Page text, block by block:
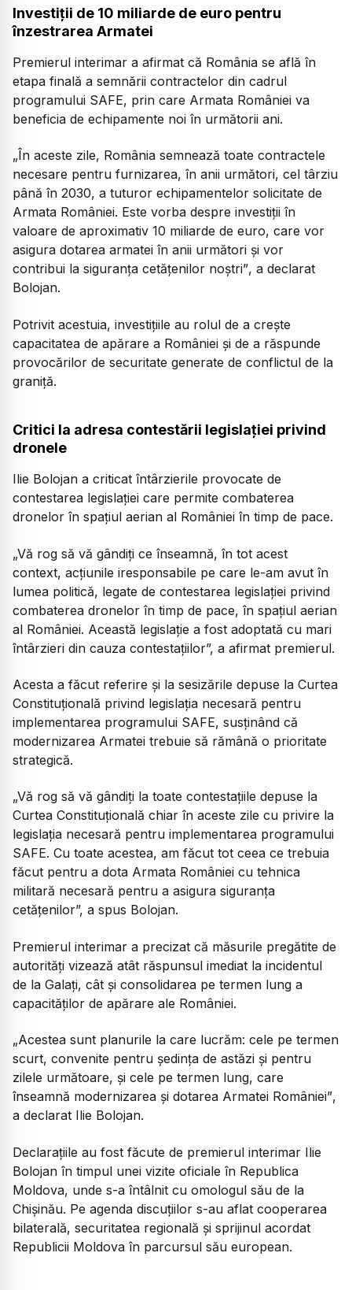
Investiții de 10 miliarde de euro pentru
înzestrarea Armatei
Premierul interimar a afirmat că România se află în
etapa finală a semnării contractelor din cadrul
programului SAFE, prin care Armata României va
beneficia de echipamente noi în următorii ani.
„În aceste zile, România semnează toate contractele
necesare pentru furnizarea, în anii următori, cel târziu
până în 2030, a tuturor echipamentelor solicitate de
Armata României. Este vorba despre investiții în
valoare de aproximativ 10 miliarde de euro, care vor
asigura dotarea armatei în anii următori și vor
contribui la siguranța cetățenilor noștri”, a declarat
Bolojan.
Potrivit acestuia, investițiile au rolul de a crește
capacitatea de apărare a României și de a răspunde
provocărilor de securitate generate de conflictul de la
graniță.
Critici la adresa contestării legislației privind
dronele
Ilie Bolojan a criticat întârzierile provocate de
contestarea legislației care permite combaterea
dronelor în spațiul aerian al României în timp de pace.
„Vă rog să vă gândiți ce înseamnă, în tot acest
context, acțiunile iresponsabile pe care le-am avut în
lumea politică, legate de contestarea legislației privind
combaterea dronelor în timp de pace, în spațiul aerian
al României. Această legislație a fost adoptată cu mari
întârzieri din cauza contestațiilor”, a afirmat premierul.
Acesta a făcut referire și la sesizările depuse la Curtea
Constituțională privind legislația necesară pentru
implementarea programului SAFE, susținând că
modernizarea Armatei trebuie să rămână o prioritate
strategică.
„Vă rog să vă gândiți la toate contestațiile depuse la
Curtea Constituțională chiar în aceste zile cu privire la
legislația necesară pentru implementarea programului
SAFE. Cu toate acestea, am făcut tot ceea ce trebuia
făcut pentru a dota Armata României cu tehnica
militară necesară pentru a asigura siguranța
cetățenilor”, a spus Bolojan.
Premierul interimar a precizat că măsurile pregătite de
autorități vizează atât răspunsul imediat la incidentul
de la Galați, cât și consolidarea pe termen lung a
capacităților de apărare ale României.
„Acestea sunt planurile la care lucrăm: cele pe termen
scurt, convenite pentru ședința de astăzi și pentru
zilele următoare, și cele pe termen lung, care
înseamnă modernizarea și dotarea Armatei României”,
a declarat Ilie Bolojan.
Declarațiile au fost făcute de premierul interimar Ilie
Bolojan în timpul unei vizite oficiale în Republica
Moldova, unde s-a întâlnit cu omologul său de la
Chișinău. Pe agenda discuțiilor s-au aflat cooperarea
bilaterală, securitatea regională și sprijinul acordat
Republicii Moldova în parcursul său european.